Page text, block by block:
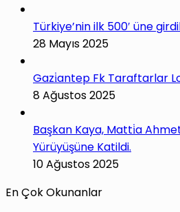
Türkiye’nin ilk 500′ üne
28 Mayıs 2025
Gazi̇antep Fk Taraftarlar
8 Ağustos 2025
Başkan Kaya, Matti̇a
Yürüyüşüne Katildi.
10 Ağustos 2025
En Çok Okunanlar